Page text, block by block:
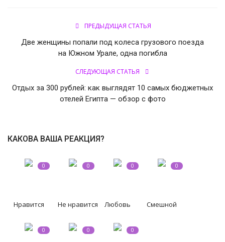
ПРОФЕССИОНАЛИТЕТ
Колледж - FM
ОБРАЗОВАНИЕ
КИНО
Конкурсы
ПОЛИТИКА
ПРЕДЫДУЩАЯ СТАТЬЯ
Две женщины попали под колеса грузового поезда
на Южном Урале, одна погибла
СЛЕДУЮЩАЯ СТАТЬЯ
Отдых за 300 рублей: как выглядят 10 самых бюджетных
отелей Египта — обзор с фото
КАКОВА ВАША РЕАКЦИЯ?
0
Нравится
0
Не нравится
0
Любовь
0
Смешной
0 0 0